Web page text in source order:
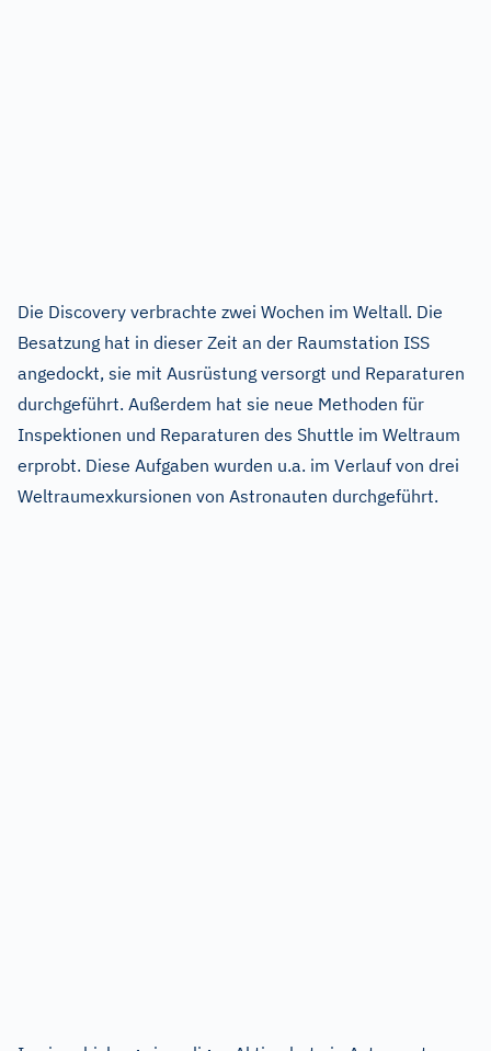
Die Discovery verbrachte zwei Wochen im Weltall. Die
Besatzung hat in dieser Zeit an der Raumstation ISS
angedockt, sie mit Ausrüstung versorgt und Reparaturen
durchgeführt. Außerdem hat sie neue Methoden für
Inspektionen und Reparaturen des Shuttle im Weltraum
erprobt. Diese Aufgaben wurden u.a. im Verlauf von drei
Weltraumexkursionen von Astronauten durchgeführt.